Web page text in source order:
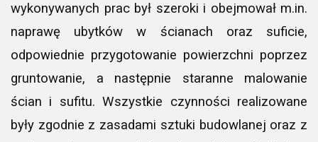
wykonywanych prac był szeroki i obejmował m.in.
naprawę ubytków w ścianach oraz suficie,
odpowiednie przygotowanie powierzchni poprzez
gruntowanie, a następnie staranne malowanie
ścian i sufitu. Wszystkie czynności realizowane
były zgodnie z zasadami sztuki budowlanej oraz z